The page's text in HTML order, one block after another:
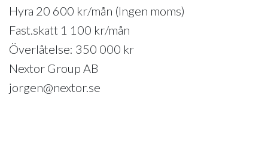
Hyra 20 600 kr/mån (Ingen moms)
Fast.skatt 1 100 kr/mån
Överlåtelse: 350 000 kr
Nextor Group AB
jorgen@nextor.se